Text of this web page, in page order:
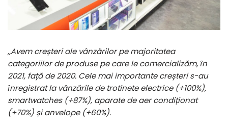
,,Avem creșteri ale vânzărilor pe majoritatea
categoriilor de produse pe care le comercializăm, ȋn
2021, față de 2020. Cele mai importante creșteri s-au
ȋnregistrat la vânzările de trotinete electrice (+100%),
smartwatches (+87%), aparate de aer condiționat
(+70%) și anvelope (+60%).